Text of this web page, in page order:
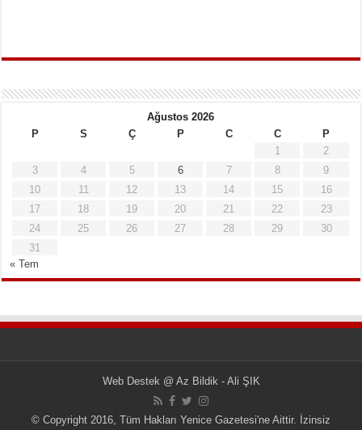
Ağustos 2026
P
S Ç P C C
P
1
2
3
4 5 6 7 8
9
10
11 12 13 14 15
16
17
18 19 20 21 22
23
24
25 26 27 28 29
30
31
« Tem
Web Destek @ Az Bildik - Ali ŞIK
© Copyright 2016, Tüm Hakları Yenice Gazetesi'ne Aittir. İzinsiz